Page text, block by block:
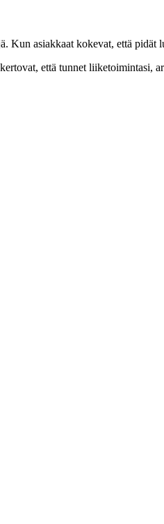
asiakkaat kokevat, että
että tunnet liiketoimintasi,